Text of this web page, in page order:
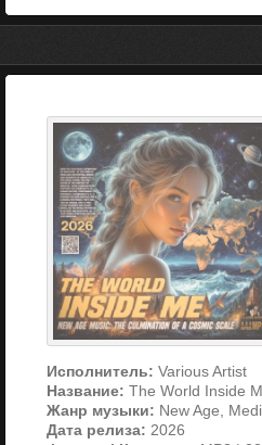
Исполнитель: Various Artist
Название: The World Inside
Жанр музыки: New Age,
Дата релиза: 2026